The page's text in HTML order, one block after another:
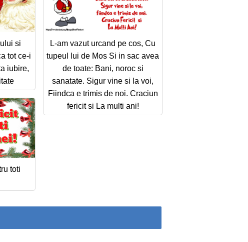
si
tot ce-i
iubire,
L-am vazut urcand pe cos, Cu
tupeul lui de Mos Si in sac avea
de toate: Bani, noroc si
sanatate. Sigur vine si la voi,
Fiindca e trimis de noi. Craciun
fericit si La multi ani!
toti